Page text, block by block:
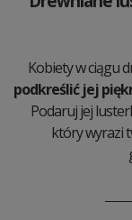
Kobiety w ciągu
podkreślić jej
Podaruj jej
który wyrazi